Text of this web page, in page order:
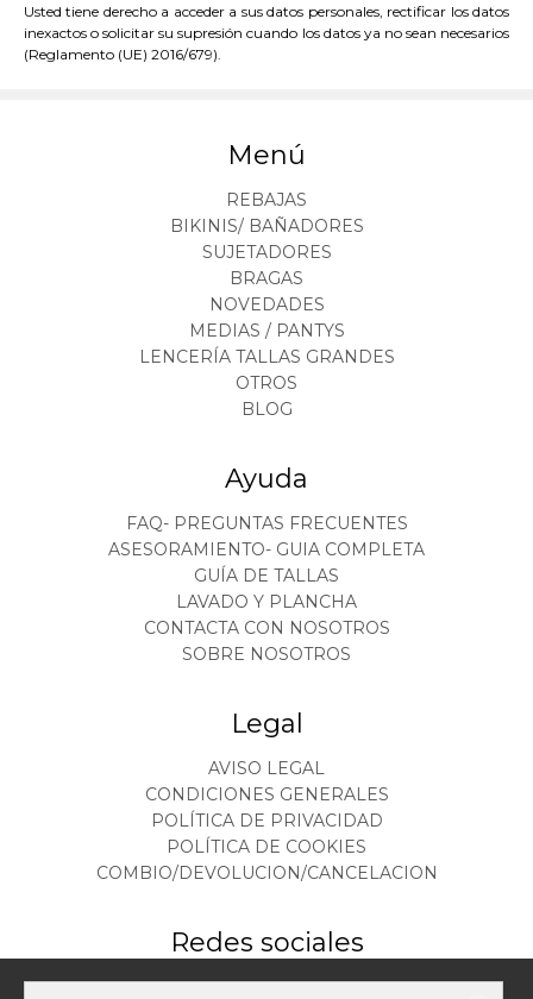
Usted tiene derecho a acceder a sus datos personales, rectificar los datos
inexactos o solicitar su supresión cuando los datos ya no sean necesarios
(Reglamento (UE) 2016/679).
Menú
REBAJAS
BIKINIS/ BAÑADORES
SUJETADORES
BRAGAS
NOVEDADES
MEDIAS / PANTYS
LENCERÍA TALLAS GRANDES
OTROS
BLOG
Ayuda
FAQ- PREGUNTAS FRECUENTES
ASESORAMIENTO- GUIA COMPLETA
GUÍA DE TALLAS
LAVADO Y PLANCHA
CONTACTA CON NOSOTROS
SOBRE NOSOTROS
Legal
AVISO LEGAL
CONDICIONES GENERALES
POLÍTICA DE PRIVACIDAD
POLÍTICA DE COOKIES
COMBIO/DEVOLUCION/CANCELACION
Redes sociales